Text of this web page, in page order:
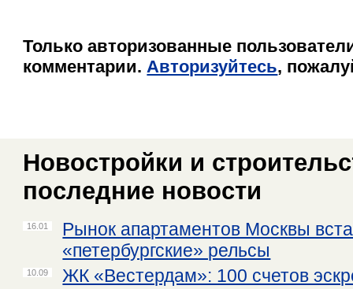
Только авторизованные
комментарии. Авторизуйтесь,
Новостройки и
последние новости
16.01
Рынок апартаментов Москвы
«петербургские» рельсы
10.09 ЖК «Вестердам»: 100 счетов